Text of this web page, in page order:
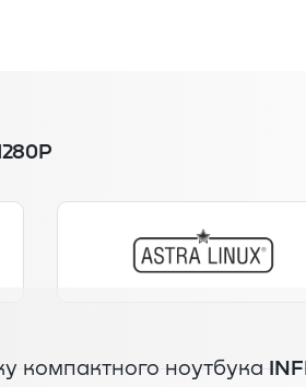
компактного ноутбука